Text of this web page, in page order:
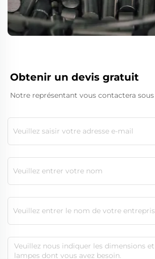
Obtenir un devis gratuit
Notre représentant vous contactera sous